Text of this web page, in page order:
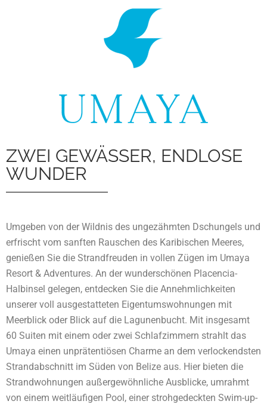
ZWEI GEWÄSSER, ENDLOSE
WUNDER
Umgeben von der Wildnis des ungezähmten Dschungels und
erfrischt vom sanften Rauschen des Karibischen Meeres,
genießen Sie die Strandfreuden in vollen Zügen im Umaya
Resort & Adventures. An der wunderschönen Placencia-
Halbinsel gelegen, entdecken Sie die Annehmlichkeiten
unserer voll ausgestatteten Eigentumswohnungen mit
Meerblick oder Blick auf die Lagunenbucht. Mit insgesamt
60 Suiten mit einem oder zwei Schlafzimmern strahlt das
Umaya einen unprätentiösen Charme an dem verlockendsten
Strandabschnitt im Süden von Belize aus. Hier bieten die
Strandwohnungen außergewöhnliche Ausblicke, umrahmt
von einem weitläufigen Pool, einer strohgedeckten Swim-up-